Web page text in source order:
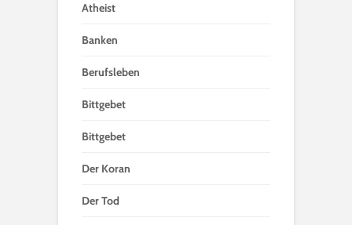
Atheist
Banken
Berufsleben
Bittgebet
Bittgebet
Der Koran
Der Tod